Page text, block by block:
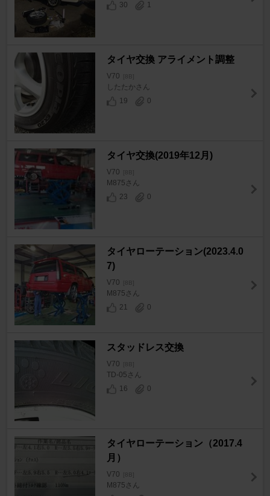
30
1
タイヤ交換 アライメント調整
V70 [8B]
したたかさん
19
0
タイヤ交換(2019年12月)
V70 [8B]
M875さん
23
0
タイヤローテーション(2023.4.0
7)
V70 [8B]
M875さん
21
0
スタッドレス交換
V70 [8B]
TD-05さん
16
0
タイヤローテーション（2017.4
月）
V70 [8B]
M875さん